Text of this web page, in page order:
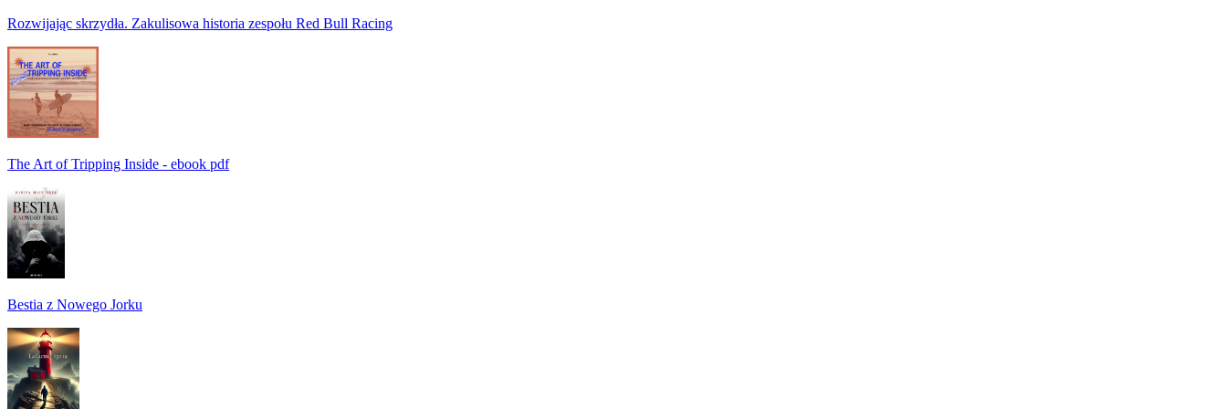
Rozwijając skrzydła. Zakulisowa historia zespołu Red Bull Racing
The Art of Tripping Inside - ebook pdf
Bestia z Nowego Jorku